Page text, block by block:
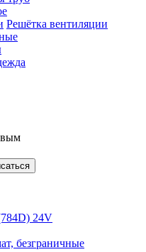
Решётка вентиляции
24V
безграничные